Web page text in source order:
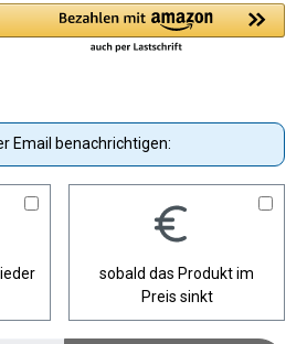
Email benachrichtigen:
sobald das Produkt im
Preis sinkt